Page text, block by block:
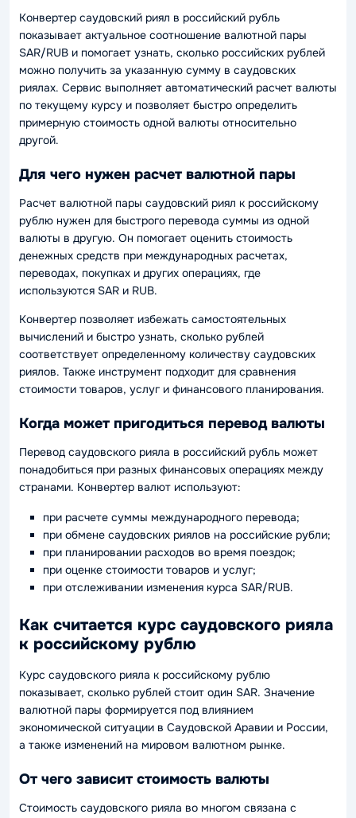
Конвертер саудовский риял в российский рубль
показывает актуальное соотношение валютной пары
SAR/RUB и помогает узнать, сколько российских рублей
можно получить за указанную сумму в саудовских
риялах. Сервис выполняет автоматический расчет валюты
по текущему курсу и позволяет быстро определить
примерную стоимость одной валюты относительно
другой.
Для чего нужен расчет валютной пары
Расчет валютной пары саудовский риял к российскому
рублю нужен для быстрого перевода суммы из одной
валюты в другую. Он помогает оценить стоимость
денежных средств при международных расчетах,
переводах, покупках и других операциях, где
используются SAR и RUB.
Конвертер позволяет избежать самостоятельных
вычислений и быстро узнать, сколько рублей
соответствует определенному количеству саудовских
риялов. Также инструмент подходит для сравнения
стоимости товаров, услуг и финансового планирования.
Когда может пригодиться перевод валюты
Перевод саудовского рияла в российский рубль может
понадобиться при разных финансовых операциях между
странами. Конвертер валют используют:
при расчете суммы международного перевода;
при обмене саудовских риялов на российские рубли;
при планировании расходов во время поездок;
при оценке стоимости товаров и услуг;
при отслеживании изменения курса SAR/RUB.
Как считается курс саудовского рияла
к российскому рублю
Курс саудовского рияла к российскому рублю
показывает, сколько рублей стоит один SAR. Значение
валютной пары формируется под влиянием
экономической ситуации в Саудовской Аравии и России,
а также изменений на мировом валютном рынке.
От чего зависит стоимость валюты
Стоимость саудовского рияла во многом связана с